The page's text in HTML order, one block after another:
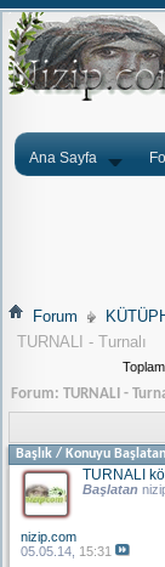
Ana Sayfa
Forum
TURNALI - Turnalı
Forum: TURNALI -
Başlık / Konuyu Başlatan
TURNALI
Başlatan
nizip.com
05.05.14, 15:31